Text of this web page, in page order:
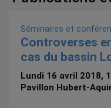
Séminaires et
Controverses
cas du bassin
Lundi 16 avril 2018,
Pavillon Hubert-